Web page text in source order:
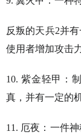
反叛的天兵2并
使用者增加攻击
10. 紫金轻甲：
真，并有一定的
11. 厄夜：一件